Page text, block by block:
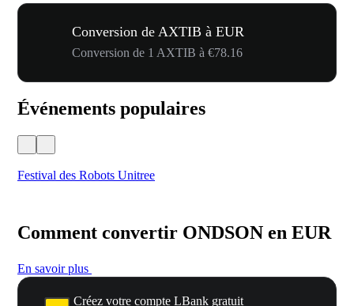
Conversion de AXTIB à EUR
Conversion de 1 AXTIB à €78.16
Événements populaires
Festival des Robots Unitree
Comment convertir ONDSON en EUR
En savoir plus
Créez votre compte LBank gratuit